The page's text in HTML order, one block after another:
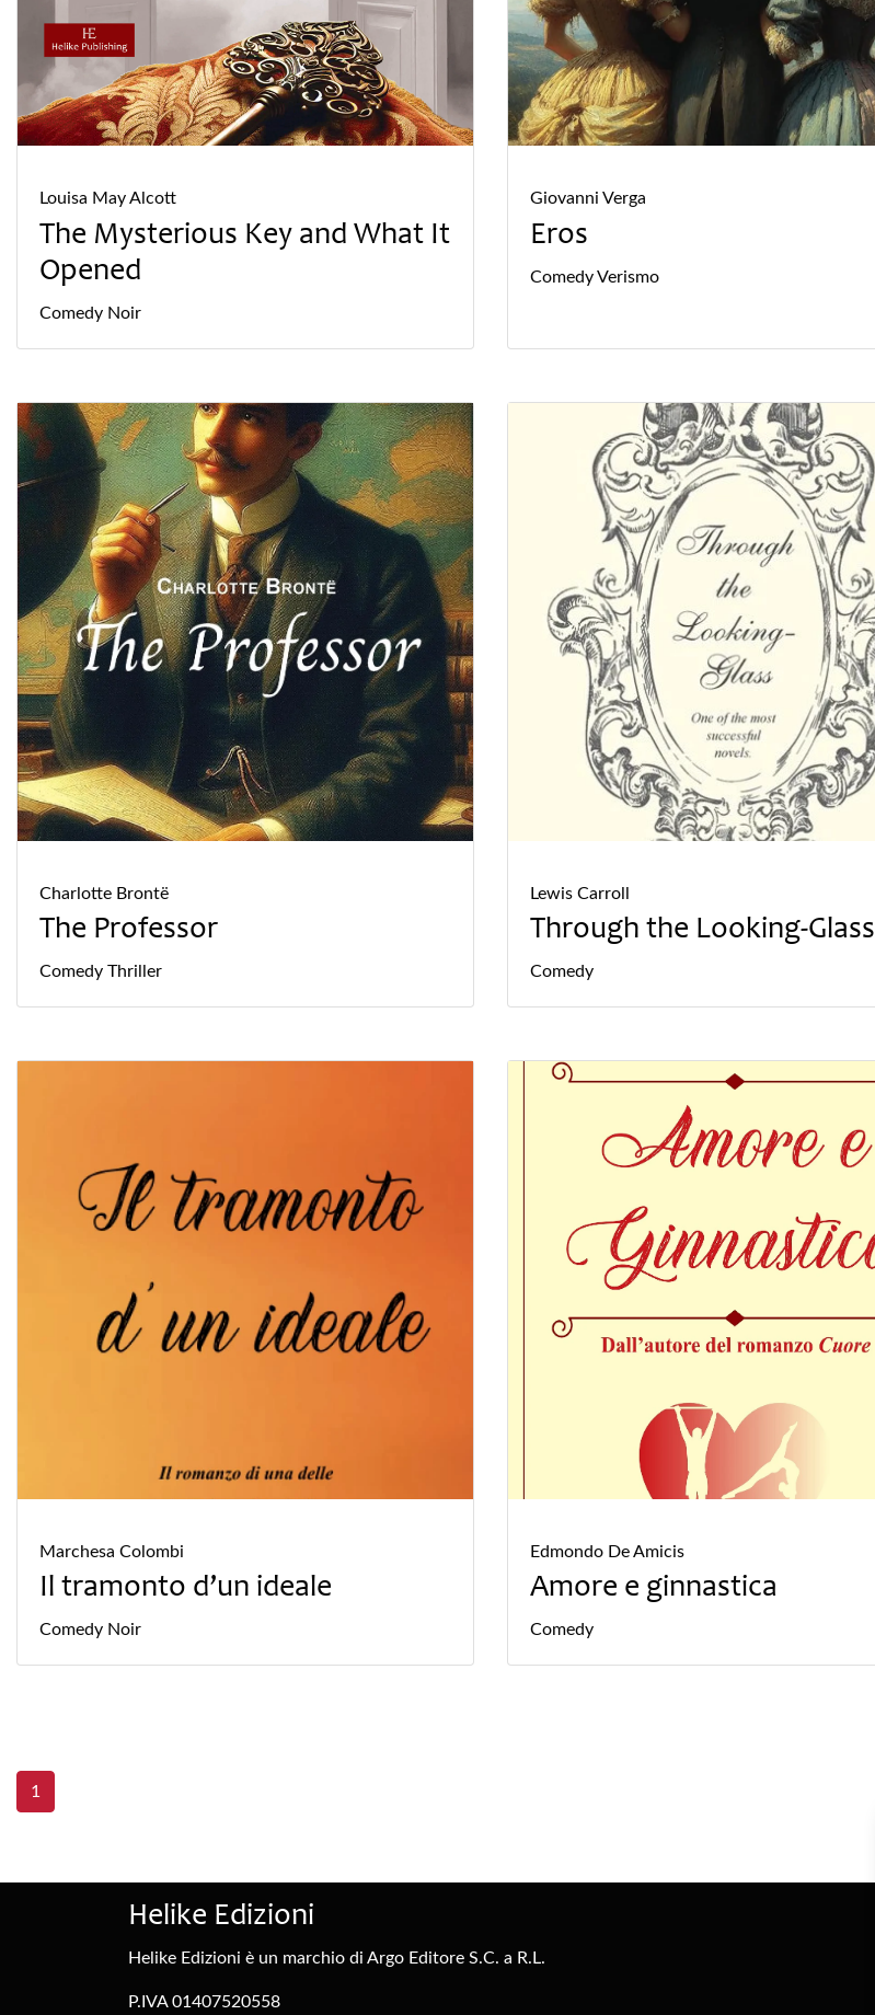
Louisa May Alcott
The Mysterious Key and What It
Opened
Comedy Noir
Giovanni Verga
Eros
ComedyVerismo
Charlotte Brontë
The Professor
Comedy Thriller
Lewis Carroll
Through the Looking-Glass
Comedy
Marchesa Colombi
Il tramonto d’un ideale
Comedy Noir
Edmondo De Amicis
Amore e ginnastica
Comedy
1
Helike Edizioni
Helike Edizioni è un marchio di Argo Editore S.C. a R.L.
P.IVA 01407520558